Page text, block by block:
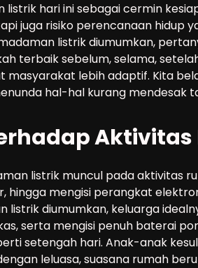
hari ini sebagai cermin
juga risiko perencanaan hidup
listrik diumumkan,
terbaik sebelum, selama,
lebih adaptif. Kita
hal-hal kurang mendesak
Aktivitas
listrik muncul pada aktivitas
mengisi perangkat
listrik diumumkan, keluarga
serta mengisi penuh baterai
setengah hari. Anak-anak
leluasa, suasana rumah